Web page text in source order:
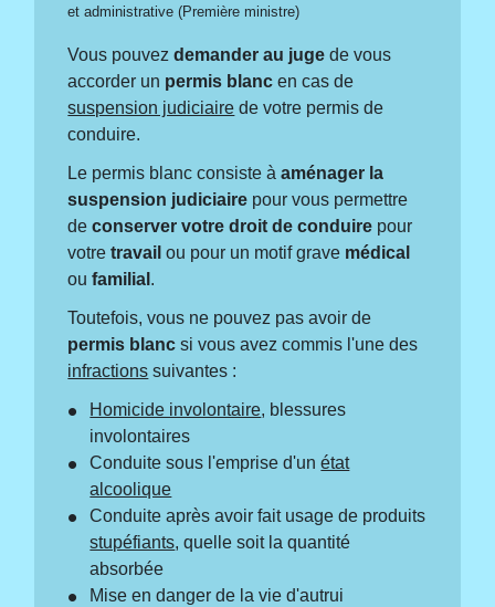
et administrative (Première ministre)
Vous pouvezdemander au juge de vous
accorder un permis blanc en cas de
suspension judiciaire de votre permis de
conduire.
Le permis blanc consiste àaménager la
suspension judiciaire pour vous permettre
deconserver votre droit de conduire pour
votretravail ou pour un motif grave médical
oufamilial .
Toutefois, vous ne pouvez pas avoir de
permis blanc si vous avez commis l'une des
infractions suivantes :
Homicide involontaire, blessures
involontaires
Conduite sous l'emprise d'unétat
alcoolique
Conduite après avoir fait usage de produits
stupéfiants, quelle soit la quantité
absorbée
Mise en danger de la vie d'autrui